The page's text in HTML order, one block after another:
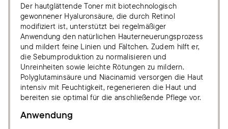
Der hautglättende Toner mit biotechnologisch
gewonnener Hyaluronsäure, die durch Retinol
modifiziert ist, unterstützt bei regelmäßiger
Anwendung den natürlichen Hauterneuerungsprozess
und mildert feine Linien und Fältchen. Zudem hilft er,
die Sebumproduktion zu normalisieren und
Unreinheiten sowie leichte Rötungen zu mildern.
Polyglutaminsäure und Niacinamid versorgen die Haut
intensiv mit Feuchtigkeit, regenerieren die Haut und
bereiten sie optimal für die anschließende Pflege vor.
Anwendung